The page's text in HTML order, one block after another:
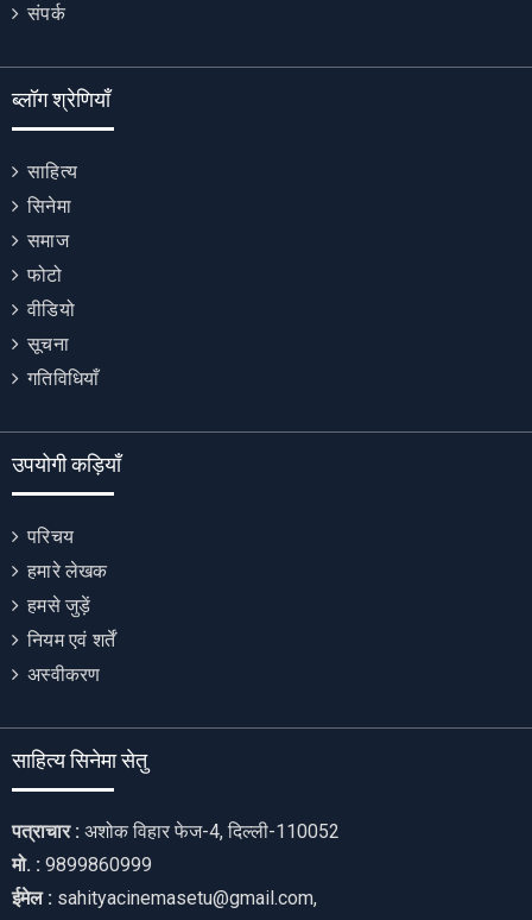
संपर्क
ब्लॉग श्रेणियाँ
साहित्य
सिनेमा
समाज
फोटो
वीडियो
सूचना
गतिविधियाँ
उपयोगी कड़ियाँ
परिचय
हमारे लेखक
हमसे जुड़ें
नियम एवं शर्तें
अस्वीकरण
साहित्य सिनेमा सेतु
पत्राचार : अशोक विहार फेज-4, दिल्ली-110052
मो. : 9899860999
ईमेल : sahityacinemasetu@gmail.com,